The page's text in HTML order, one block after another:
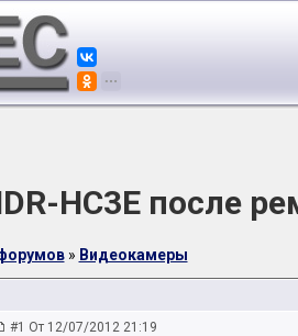
HC3E после
» Видеокамеры
#1 От 12/07/2012 21:19